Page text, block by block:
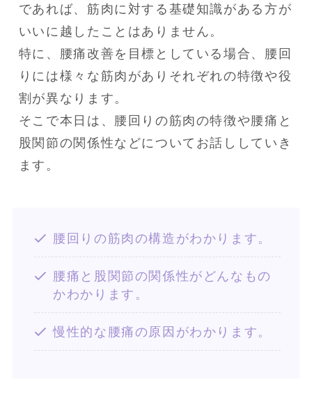
であれば、筋肉に対する基礎知識がある方が
いいに越したことはありません。
特に、腰痛改善を目標としている場合、腰回
りには様々な筋肉がありそれぞれの特徴や役
割が異なります。
そこで本日は、腰回りの筋肉の特徴や腰痛と
股関節の関係性などについてお話ししていき
ます。
腰回りの筋肉の構造がわかります。
腰痛と股関節の関係性がどんなもの
かわかります。
慢性的な腰痛の原因がわかります。